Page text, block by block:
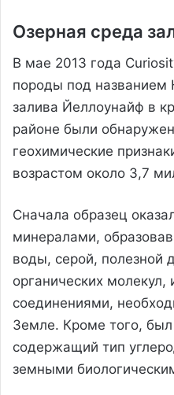
Озерная среда
В мае 2013 года
породы под названием
залива Йеллоунайф в
районе были
геохимические
возрастом около 3,7
Сначала образец
минералами,
воды, серой, полезной
органических
соединениями,
Земле. Кроме того,
содержащий тип
земными